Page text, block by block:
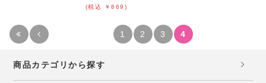
(税込 ￥869)
1 2 3 4
商品カテゴリから探す